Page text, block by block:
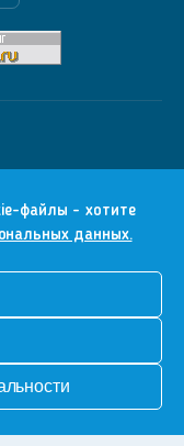
файлы - хотите
данных.